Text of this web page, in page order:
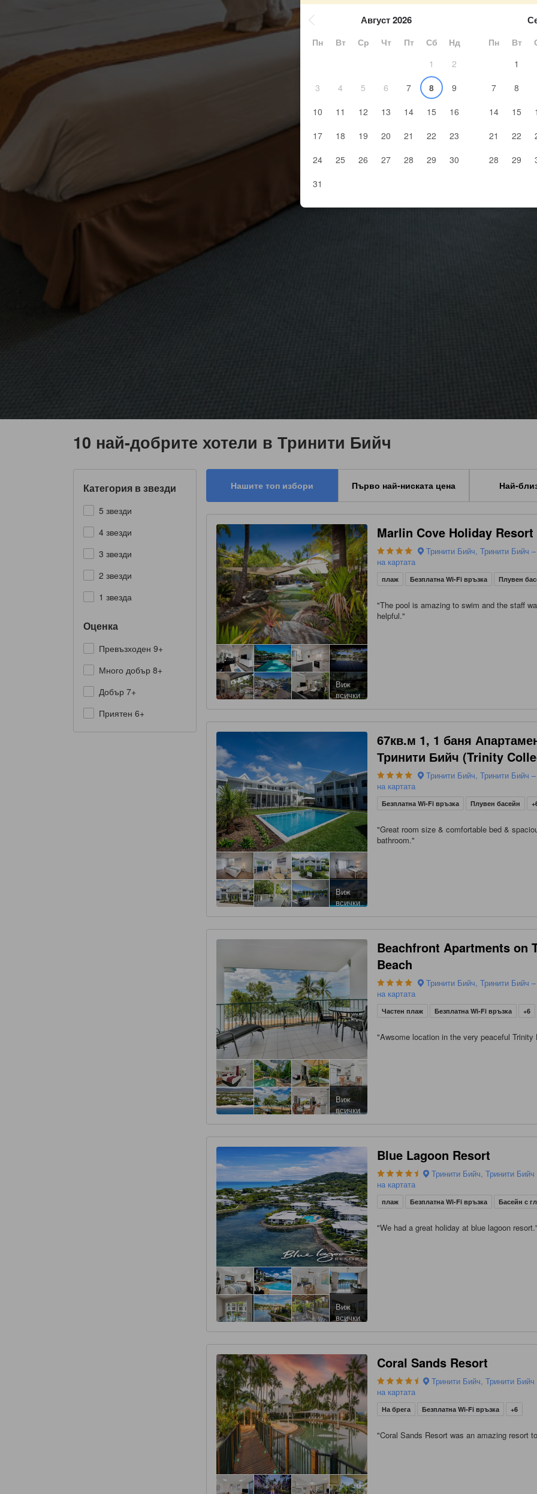
Август 2026
Пн Вт Ср Чт Пт Сб
Нд
1
2
3
4 5 6 7 8
9
10
11 12 13 14 15
16
17
18 19 20 21 22
23
24
25 26 27 28 29
30
31
Пн Вт
1
7
8
14
15
21
22
28
29
10 най-добрите хотели в Тринити Бийч
Категория в звезди
5 звезди
4 звезди
3 звезди
2 звезди
1 звезда
Оценка
Превъзходен 9+
Много добър 8+
Добър 7+
Приятен 6+
Нашите топ избори Първо най-ниската цена Най-
Виж
всички
Marlin Cove Holiday Resort
Тринити Бийч, Тринити Бийч
на картата
плаж Безплатна Wi-Fi връзка Плувен
"The pool is amazing to swim and the staff
helpful."
Виж
всички
67кв.м 1, 1 баня
Тринити Бийч (Trinity
Тринити Бийч, Тринити Бийч
на картата
Безплатна Wi-Fi връзка Плувен басейн
"Great room size & comfortable bed &
bathroom."
Виж
всички
Beachfront Apartments on
Beach
Тринити Бийч, Тринити Бийч
на картата
Частен плаж Безплатна Wi-Fi връзка +6
"Awsome location in the very peaceful Trinity
Виж
всички
Blue Lagoon Resort
Тринити Бийч, Тринити Бийч
на картата
плаж Безплатна Wi-Fi връзка Басейн с
"We had a great holiday at blue lagoon resort.
Coral Sands Resort
Тринити Бийч, Тринити Бийч
на картата
На брега Безплатна Wi-Fi връзка +6
"Coral Sands Resort was an amazing resort